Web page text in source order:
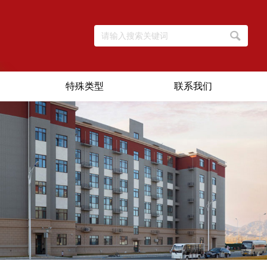
特殊类型 联系我们